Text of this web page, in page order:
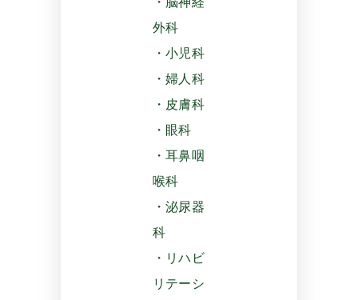
外科
・小児科
・婦人科
・皮膚科
・眼科
・耳鼻咽
喉科
・泌尿器
科
・リハビ
リテーシ